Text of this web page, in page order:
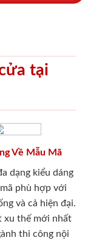
tại
Về Mẫu Mã
dạng kiểu dáng
phù hợp với
và cả hiện đại.
xu thế mới nhất
thi công nội